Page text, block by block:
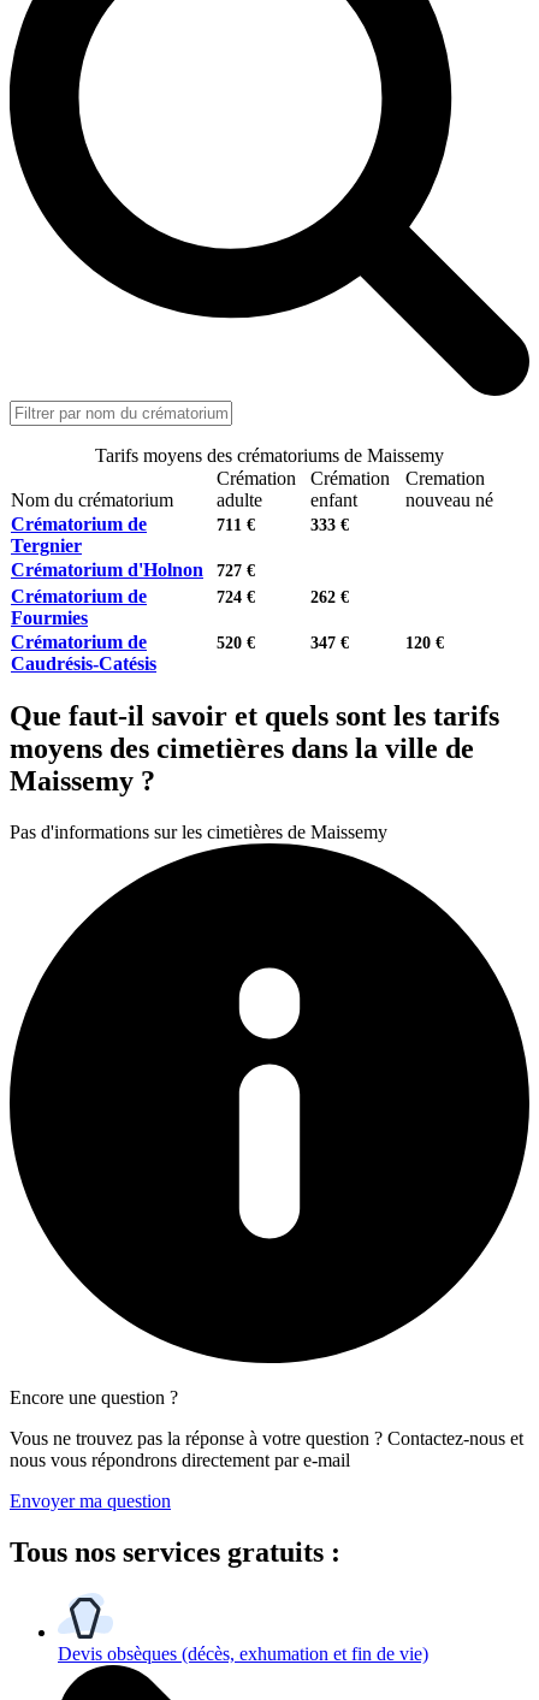
Tarifs moyens des crématoriums de Maissemy
Nom du crématorium
Crémation
adulte
Crémation
enfant
Cremation
nouveau né
Crématorium de
Tergnier
711 € 333 €
Crématorium d'Holnon 727 €
Crématorium de
Fourmies
724 € 262 €
Crématorium de
Caudrésis-Catésis
520 € 347 € 120 €
Que faut-il savoir et quels sont les tarifs
moyens des cimetières dans la ville de
Maissemy ?
Pas d'informations sur les cimetières de Maissemy
Encore une question ?
Vous ne trouvez pas la réponse à votre question ? Contactez-nous et
nous vous répondrons directement par e-mail
Envoyer ma question
Tous nos services gratuits :
Devis obsèques (décès, exhumation et fin de vie)